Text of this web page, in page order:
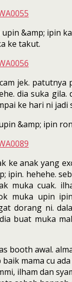
&amp; ipin
ke takut.
jek. patutnya
dia suka gila.
ke hari ni jadi
&amp; ipin
ke anak yang
ipin. hehehe.
muka cuak.
muka upin
dorang ni.
buat muka
booth awal.
mama cu
ilham dan